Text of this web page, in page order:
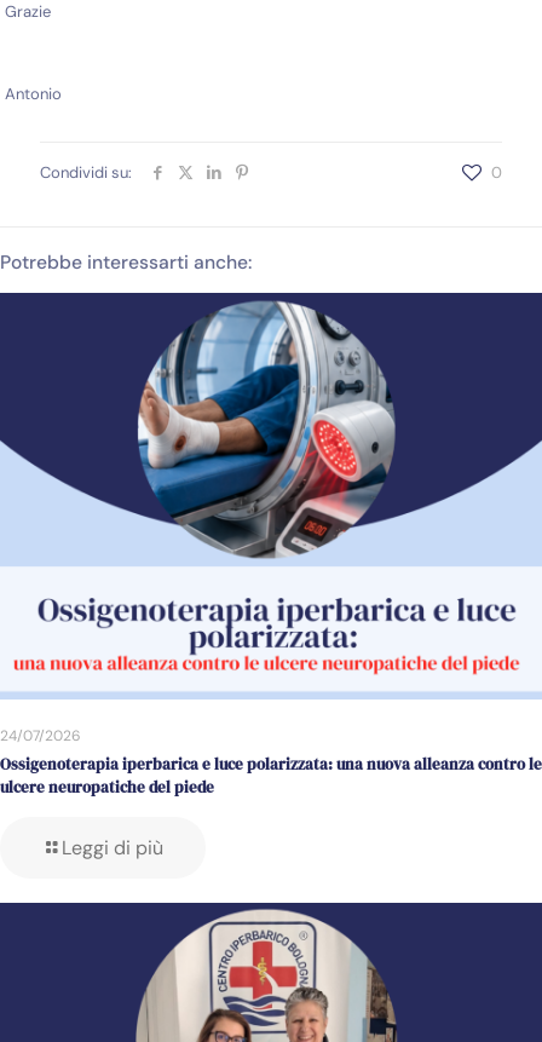
Grazie
Antonio
Condividi su: 0
Potrebbe interessarti anche:
24/07/2026
Ossigenoterapia iperbarica e luce polarizzata: una nuova alleanza contro le
ulcere neuropatiche del piede
Leggi di più